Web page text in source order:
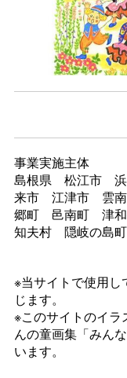
事業実施主体
島根県 松江市
来市 江津市 雲南
郷町 邑南町 津
知夫村 隠岐の島町
※当サイトで使用し
じます。
※このサイトのイラ
んの童画集「みん
います。